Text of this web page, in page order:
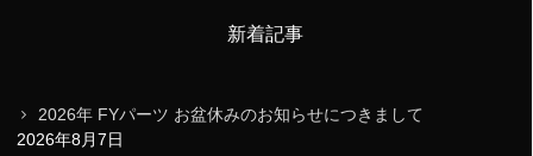
新着記事
2026年 FYパーツ お盆休みのお知らせにつきまして
2026年8月7日